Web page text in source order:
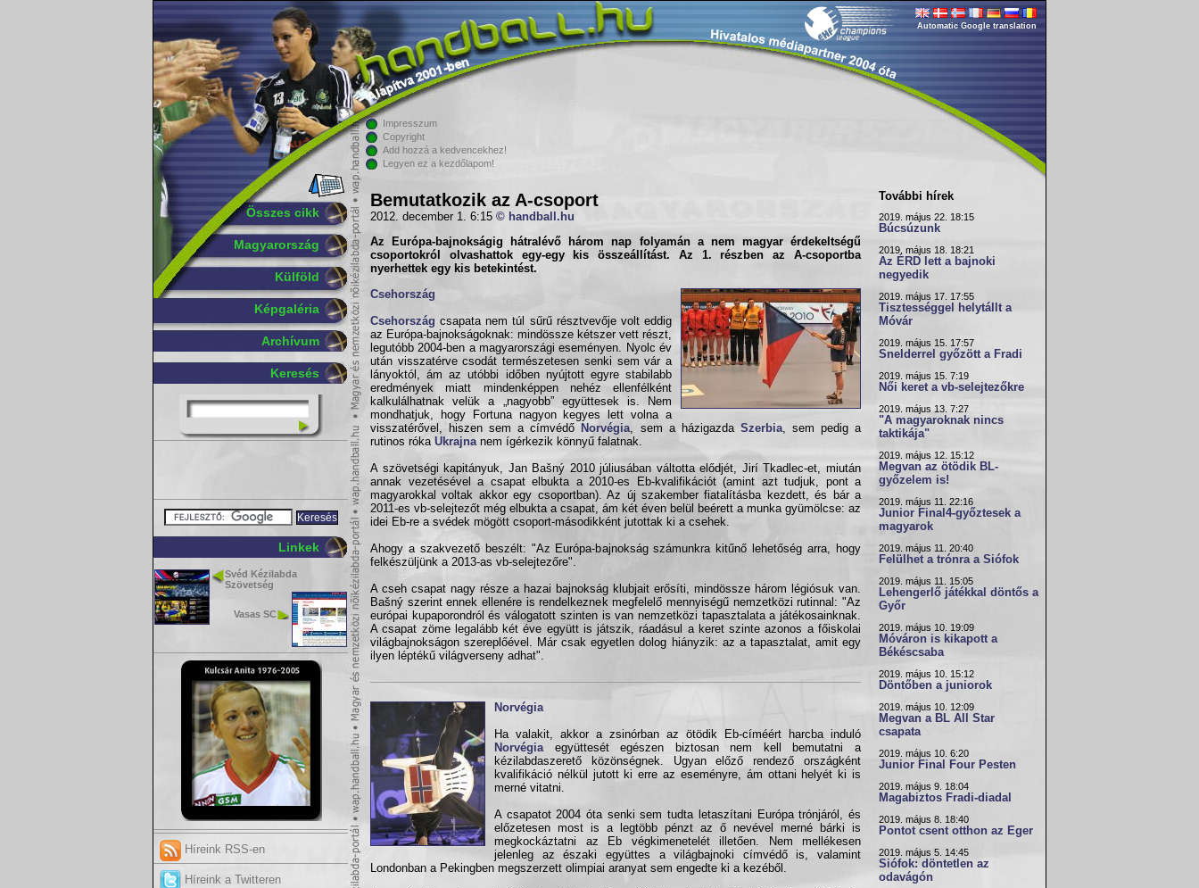
Összes cikk
Magyarország
Külföld
Képgaléria
Archívum
Keresés
Linkek
Svéd Kézilabda
Szövetség
Vasas SC
Híreink RSS-en
Híreink a Twitteren
Automatic Google translation
Impresszum
Copyright
Add hozzá a kedvencekhez!
Legyen ez a kezdőlapom!
Bemutatkozik az A-csoport
2012. december 1. 6:15 © handball.hu
Az Európa-bajnokságig hátralévő három nap folyamán a nem magyar érdekeltségű
csoportokról olvashattok egy-egy kis összeállítást. Az 1. részben az A-csoportba
nyerhettek egy kis betekintést.
Csehország
Csehország csapata nem túl sűrű résztvevője volt eddig
az Európa-bajnokságoknak: mindössze kétszer vett részt,
legutóbb 2004-ben a magyarországi eseményen. Nyolc év
után visszatérve csodát természetesen senki sem vár a
lányoktól, ám az utóbbi időben nyújtott egyre stabilabb
eredmények miatt mindenképpen nehéz ellenfélként
kalkulálhatnak velük a „nagyobb” együttesek is. Nem
mondhatjuk, hogy Fortuna nagyon kegyes lett volna a
visszatérővel, hiszen sem a címvédő
Norvégia , sem a házigazda Szerbia, sem pedig a
rutinos róka Ukrajna nem ígérkezik könnyű falatnak.
A szövetségi kapitányuk, Jan Bašný 2010 júliusában váltotta elődjét, Jirí Tkadlec-et, miután
annak vezetésével a csapat elbukta a 2010-es Eb-kvalifikációt (amint azt tudjuk, pont a
magyarokkal voltak akkor egy csoportban). Az új szakember fiatalításba kezdett, és bár a
2011-es vb-selejtezőt még elbukta a csapat, ám két éven belül beérett a munka gyümölcse: az
idei Eb-re a svédek mögött csoport-másodikként jutottak ki a csehek.
Ahogy a szakvezető beszélt: "Az Európa-bajnokság számunkra kitűnő lehetőség arra, hogy
felkészüljünk a 2013-as vb-selejtezőre".
A cseh csapat nagy része a hazai bajnokság klubjait erősíti, mindössze három légiósuk van.
Bašný szerint ennek ellenére is rendelkeznek megfelelő mennyiségű nemzetközi rutinnal: "Az
európai kupaporondról és válogatott szinten is van nemzetközi tapasztalata a játékosainknak.
A csapat zöme legalább két éve együtt is játszik, ráadásul a keret szinte azonos a főiskolai
világbajnokságon szereplőével. Már csak egyetlen dolog hiányzik: az a tapasztalat, amit egy
ilyen léptékű világverseny adhat".
Norvégia
Ha valakit, akkor a zsinórban az ötödik Eb-címéért harcba induló
Norvégiaegyüttesét egészen biztosan nem kell bemutatni a
kézilabdaszerető közönségnek. Ugyan előző rendező országként
kvalifikáció nélkül jutott ki erre az eseményre, ám ottani helyét ki is
merné vitatni.
A csapatot 2004 óta senki sem tudta letaszítani Európa trónjáról, és
előzetesen most is a legtöbb pénzt az ő nevével merné bárki is
megkockáztatni az Eb végkimenetelét illetően. Nem mellékesen
jelenleg az északi együttes a világbajnoki címvédő is, valamint
Londonban a Pekingben megszerzett olimpiai aranyat sem engedte ki a kezéből.
További hírek
2019. május 22. 18:15
Búcsúzunk
2019. május 18. 18:21
Az ÉRD lett a bajnoki
negyedik
2019. május 17. 17:55
Tisztességgel helytállt a
Móvár
2019. május 15. 17:57
Snelderrel győzött a Fradi
2019. május 15. 7:19
Női keret a vb-selejtezőkre
2019. május 13. 7:27
"A magyaroknak nincs
taktikája"
2019. május 12. 15:12
Megvan az ötödik BL-
győzelem is!
2019. május 11. 22:16
Junior Final4-győztesek a
magyarok
2019. május 11. 20:40
Felülhet a trónra a Siófok
2019. május 11. 15:05
Lehengerlő játékkal döntős a
Győr
2019. május 10. 19:09
Móváron is kikapott a
Békéscsaba
2019. május 10. 15:12
Döntőben a juniorok
2019. május 10. 12:09
Megvan a BL All Star
csapata
2019. május 10. 6:20
Junior Final Four Pesten
2019. május 9. 18:04
Magabiztos Fradi-diadal
2019. május 8. 18:40
Pontot csent otthon az Eger
2019. május 5. 14:45
Siófok: döntetlen az
odavágón